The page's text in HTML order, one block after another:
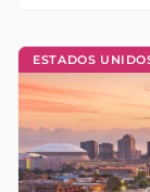
ESTADOS